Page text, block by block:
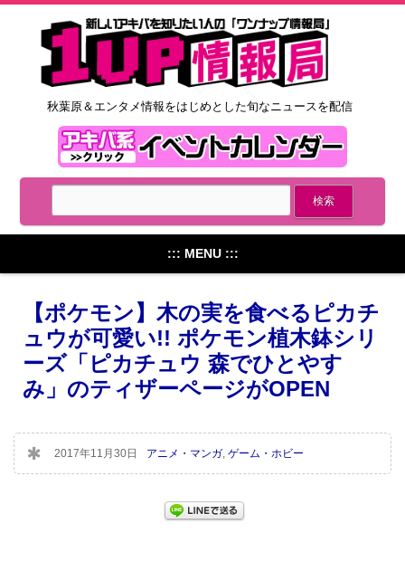
秋葉原＆エンタメ情報をはじめとした旬なニュースを配信
::: MENU :::
【ポケモン】木の実を食べるピカチ
ュウが可愛い!! ポケモン植木鉢シリ
ーズ「ピカチュウ 森でひとやす
み」のティザーページがOPEN
2017年11月30日 アニメ・マンガ ゲーム・ホビー